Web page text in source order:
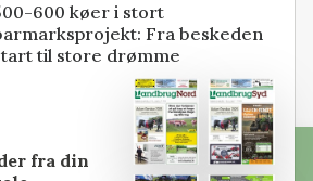
600 køer i stort
Fra beskeden
til store drømme
fra din